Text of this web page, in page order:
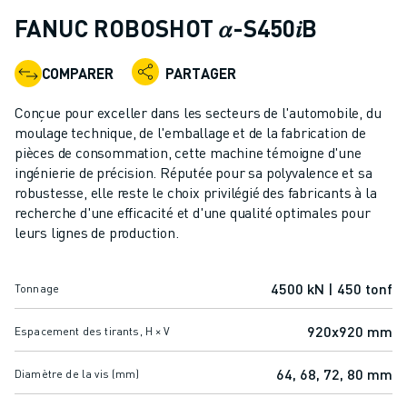
ROBOTS COLLABORATIFS
GAMME DE ROBOTS
CONTRÔLEURS DE ROBOTS
ACCESSOIRES POUR ROBOTS
LOGICIEL ROBOT
LOGICIEL DE SIMULATION
PRODUITS DE ROBOTIQUE ÉDUCATIVE
AUTOMATISATION DES ROBOTS
ROBOTS DE SOUDAGE À L'ARC
ROBOTS ARTICULÉS
SÉRIE M-900
ROBOTS POUR L'ALIMENTATION ET LES SALLES BLANCHES
ROBOTS DE PEINTURE
FANUC ROBOSHOT 𝛼-S450𝑖B
COMPARER PARTAGER
Conçue pour exceller dans les secteurs de l'automobile, du
moulage technique, de l'emballage et de la fabrication de
pièces de consommation, cette machine témoigne d'une
ingénierie de précision. Réputée pour sa polyvalence et sa
robustesse, elle reste le choix privilégié des fabricants à la
recherche d'une efficacité et d'une qualité optimales pour
leurs lignes de production.
Tonnage 4500 kN | 450 tonf
Espacement des tirants, H × V 920x920 mm
Diamètre de la vis (mm) 64, 68, 72, 80 mm